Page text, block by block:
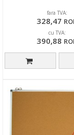
fara TVA:
328,47
cu TVA:
390,88